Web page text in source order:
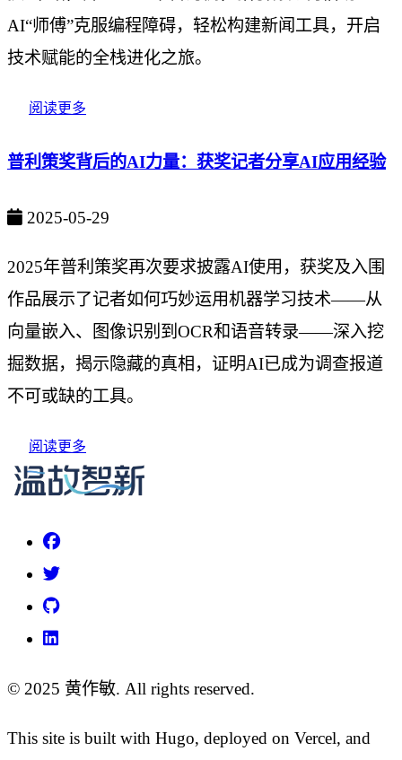
AI“师傅”克服编程障碍，轻松构建新闻工具，开启
技术赋能的全栈进化之旅。
阅读更多
普利策奖背后的AI力量：获奖记者分享AI应用经验
2025-05-29
2025年普利策奖再次要求披露AI使用，获奖及入围
作品展示了记者如何巧妙运用机器学习技术——从
向量嵌入、图像识别到OCR和语音转录——深入挖
掘数据，揭示隐藏的真相，证明AI已成为调查报道
不可或缺的工具。
阅读更多
© 2025 黄作敏. All rights reserved.
This site is built with Hugo, deployed on Vercel, and